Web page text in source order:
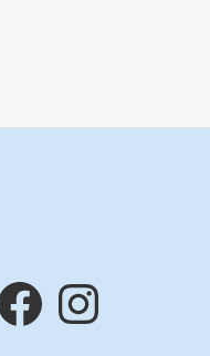
Facebook Instagram